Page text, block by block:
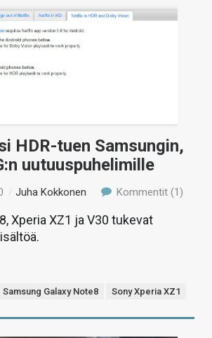
HDR-tuen Samsungin,
uutuuspuhelimille
/Juha Kokkonen Kommentit (1)
Xperia XZ1 ja V30 tukevat
Samsung Galaxy Note8 Sony Xperia XZ1